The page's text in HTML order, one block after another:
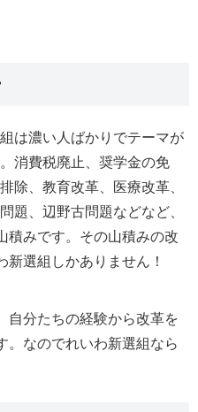
は濃い人ばかりでテーマが
消費税廃止、奨学金の免
除、教育改革、医療改革、
題、辺野古問題などなど、
積みです。その山積みの改
選組しかありません！
自分たちの経験から改革を
。なのでれいわ新選組なら